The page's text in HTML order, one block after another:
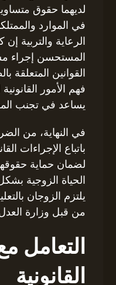
لديهما حقوق
في الموارد
الرعاية والتربية
المستحسن إجراء
القوانين المتعلقة
فهم الأمور
يساعد في تجنب
في النهاية، من
باتباع الإجراءات
لضمان حماية
الحياة الزوجية
يلتزم الزوجان
من قبل وزارة
التعامل
القانونية